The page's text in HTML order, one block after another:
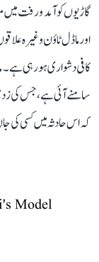
گاڑیوں کو آمد و رفت میں
اور ماڈل ٹاؤن وغیرہ
کافی دشواری ہو رہی
کہ اس حادثہ میں کسی کی
Model